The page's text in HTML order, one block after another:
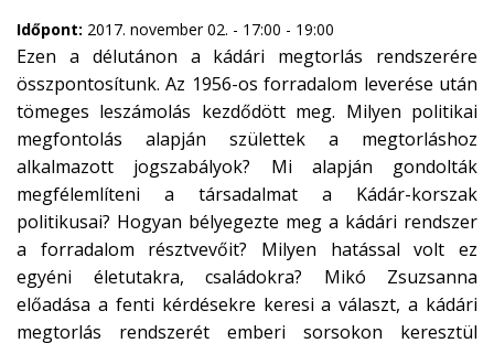
Időpont: 2017. november 02. - 17:00 - 19:00
Ezen a délutánon a kádári megtorlás rendszerére
összpontosítunk. Az 1956-os forradalom leverése után
tömeges leszámolás kezdődött meg. Milyen politikai
megfontolás alapján születtek a megtorláshoz
alkalmazott jogszabályok? Mi alapján gondolták
megfélemlíteni a társadalmat a Kádár-korszak
politikusai? Hogyan bélyegezte meg a kádári rendszer
a forradalom résztvevőit? Milyen hatással volt ez
egyéni életutakra, családokra? Mikó Zsuzsanna
előadása a fenti kérdésekre keresi a választ, a kádári
megtorlás rendszerét emberi sorsokon keresztül